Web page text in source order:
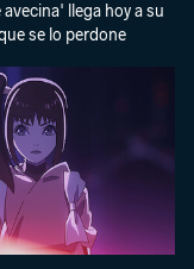
llega hoy a su
se lo perdone